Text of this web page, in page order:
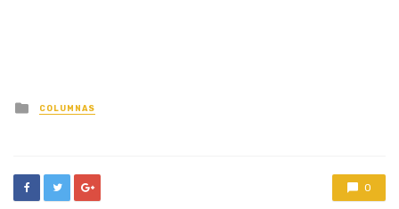
Posted
in
COLUMNAS
0